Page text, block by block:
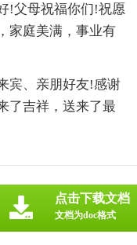
!父母祝福你们!祝愿
家庭美满，事业有
宾、亲朋好友!感谢
了吉祥，送来了最
点击下载文档
文档为doc格式